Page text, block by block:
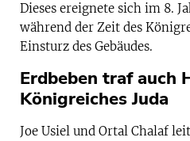
Dieses ereignete sich im 8.
während der Zeit des
Einsturz des Gebäudes.
Erdbeben traf auch
Königreiches Juda
Joe Usiel und Ortal Chalaf